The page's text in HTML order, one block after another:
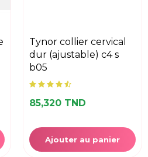
tynor collier cervical
dur (ajustable) c4 s
b05
85,320 TND
Ajouter au panier